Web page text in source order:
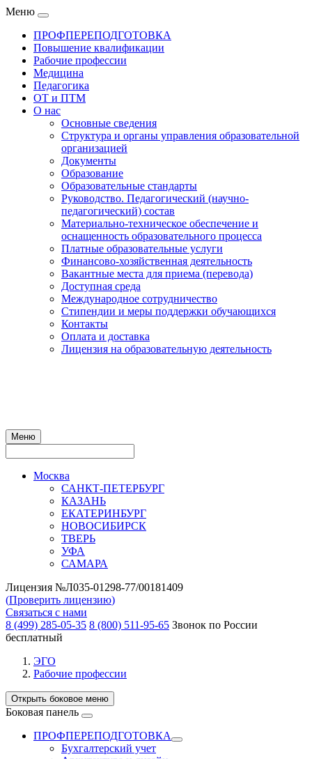
Меню
ПРОФПЕРЕПОДГОТОВКА
Повышение квалификации
Рабочие профессии
Медицина
Педагогика
ОТ и ПТМ
О нас
Основные сведения
Структура и органы управления образовательной
организацией
Документы
Образование
Образовательные стандарты
Руководство. Педагогический (научно-
педагогический) состав
Материально-техническое обеспечение и
оснащенность образовательного процесса
Платные образовательные услуги
Финансово-хозяйственная деятельность
Вакантные места для приема (перевода)
Доступная среда
Международное сотрудничество
Стипендии и меры поддержки обучающихся
Контакты
Оплата и доставка
Лицензия на образовательную деятельность
Меню
Москва
САНКТ-ПЕТЕРБУРГ
КАЗАНЬ
ЕКАТЕРИНБУРГ
НОВОСИБИРСК
ТВЕРЬ
УФА
САМАРА
Лицензия №Л035-01298-77/00181409
(Проверить лицензию)
Связаться с нами
8 (499) 285-05-35 8 (800) 511-95-65 Звонок по России
бесплатный
ЭГО
Рабочие профессии
Открыть боковое меню
Боковая панель
ПРОФПЕРЕПОДГОТОВКА
Бухгалтерский учет